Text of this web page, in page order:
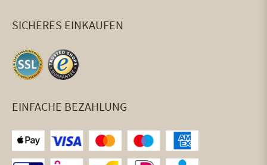
SICHERES EINKAUFEN
EINFACHE BEZAHLUNG